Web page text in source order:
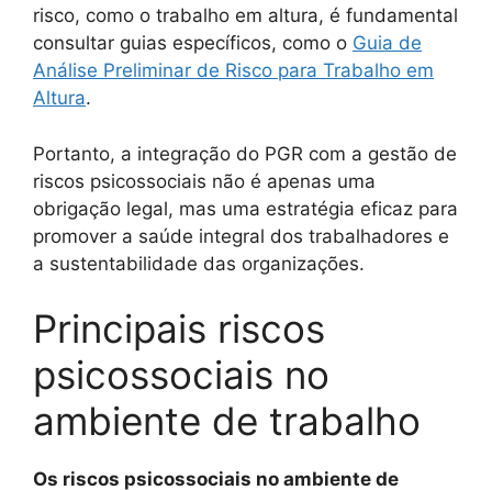
risco, como o trabalho em altura, é fundamental
consultar guias específicos, como o Guia de
Análise Preliminar de Risco para Trabalho em
Altura.
Portanto, a integração do PGR com a gestão de
riscos psicossociais não é apenas uma
obrigação legal, mas uma estratégia eficaz para
promover a saúde integral dos trabalhadores e
a sustentabilidade das organizações.
Principais riscos
psicossociais no
ambiente de trabalho
Os riscos psicossociais no ambiente de